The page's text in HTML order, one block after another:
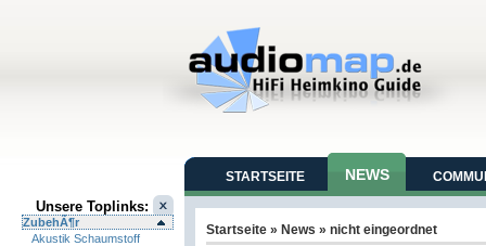
Unsere Toplinks:
ZubehÃ¶r
Akustik Schaumstoff
STARTSEITE NEWS
Startseite » News » nicht eingeordnet